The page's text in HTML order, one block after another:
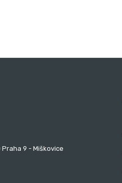
Praha 9 - Miškovice